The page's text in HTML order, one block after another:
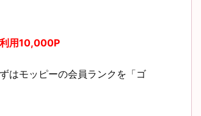
利用10,000P
はモッピーの会員ランクを「ゴ